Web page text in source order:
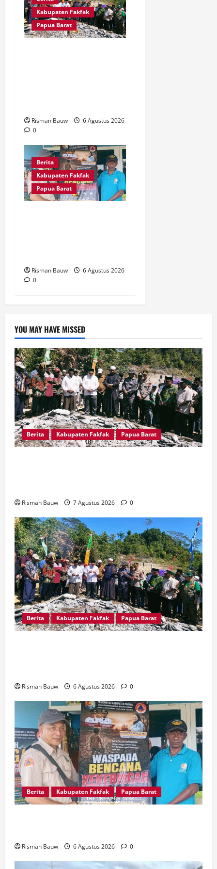
Kabupaten Fakfak
Papua Barat
Risman Bauw
6 Agustus 2026
0
Berita
Kabupaten Fakfak
Papua Barat
Risman Bauw
6 Agustus 2026
0
YOU MAY HAVE MISSED
Berita Kabupaten Fakfak Papua Barat
Risman Bauw 7 Agustus 2026 0
Berita Kabupaten Fakfak Papua Barat
Risman Bauw 6 Agustus 2026 0
Berita Kabupaten Fakfak Papua Barat
Risman Bauw 6 Agustus 2026 0